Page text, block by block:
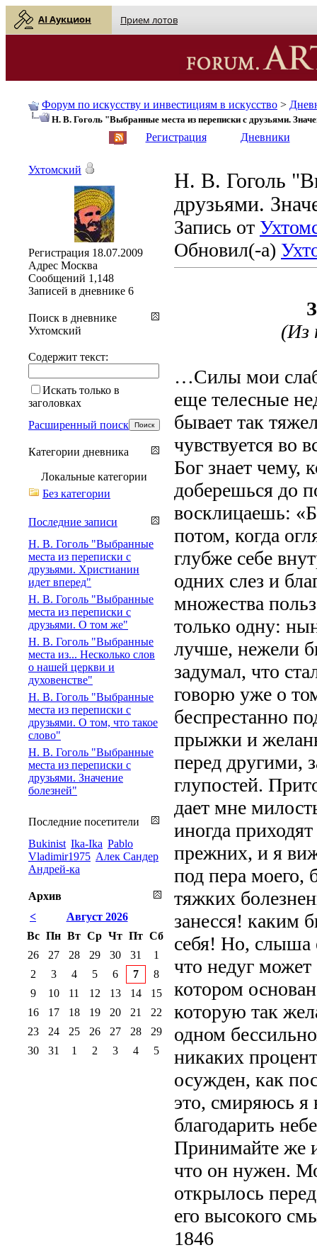
AI Аукцион Прием лотов
Форум по искусству и инвестициям в искусство >
Н. В. Гоголь "Выбранные места из переписки с друзьями.
Регистрация Дневники
Н. В. Гоголь
друзьями.
Запись от
Обновил(-а)
(Из
…Силы мои
еще телесные
бывает так
чувствуется во
Бог знает чему,
доберешься до
восклицаешь:
потом, когда
глубже себе
одних слез и
множества
только одну:
лучше, нежели
задумал, что
говорю уже о
беспрестанно
прыжки и
перед другими,
глупостей.
дает мне
иногда
прежних, и я
под пера моего,
тяжких
занесся! каким
себя! Но, слыша
что недуг может
котором
которую так
одном
никаких
осужден, как
это, смиряюсь я
благодарить
Принимайте же
что он нужен.
открылось
его высокого
1846
Ухтомский
Регистрация 18.07.2009
Адрес Москва
Сообщений 1,148
Записей в дневнике 6
Поиск в дневнике
Ухтомский
Содержит текст:
Искать только в
заголовках
Расширенный поиск
Категории дневника
Локальные категории
Без категории
Последние записи
Н. В. Гоголь "Выбранные
места из переписки с
друзьями. Христианин
идет вперед"
Н. В. Гоголь "Выбранные
места из переписки с
друзьями. О том же"
Н. В. Гоголь "Выбранные
места из... Несколько слов
о нашей церкви и
духовенстве"
Н. В. Гоголь "Выбранные
места из переписки с
друзьями. О том, что такое
слово"
Н. В. Гоголь "Выбранные
места из переписки с
друзьями. Значение
болезней"
Последние посетители
Bukinist Ika-Ika Pablo
Vladimir1975 Алек Сандер
Андрей-ка
Архив
<
Август 2026
Вс Пн Вт Ср Чт Пт Сб
26
27 28 29 30 31
1
2
3 4 5 6 7
8
9
10 11 12 13 14
15
16
17 18 19 20 21
22
23
24 25 26 27 28
29
30
31 1 2 3 4 5